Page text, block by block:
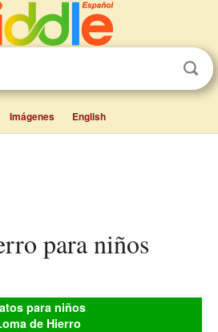
Imágenes English
para niños
para niños
de Hierro